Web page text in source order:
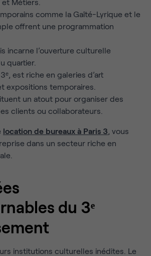
comme la Gaîté-Lyrique et le
offrent une programmation
incarne l’ouverture culturelle
quartier.
est riche en galeries d’art
expositions temporaires.
un atout pour organiser des
clients ou collaborateurs.
location de bureaux à Paris 3, vous
dans un secteur riche en
du 3ᵉ
institutions culturelles inédites. Le